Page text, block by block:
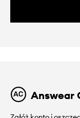
Answear